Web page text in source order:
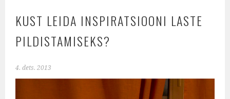
KUST LEIDA INSPIRATSIOONI LASTE
PILDISTAMISEKS?
4. dets. 2013